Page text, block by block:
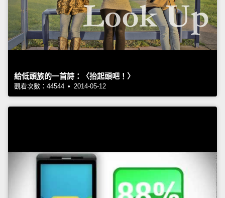
給低頭族的一首詩：〈抬起頭吧！〉
觀看次數：44544 • 2014-05-12